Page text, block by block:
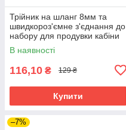
Трійник на шланг 8мм та
швидкороз'ємне з'єднання до
набору для продувки кабіни
вантажних авто INTERTOOL
PT-1868
В наявності
116,10 ₴ 129 ₴
Купити
–7%